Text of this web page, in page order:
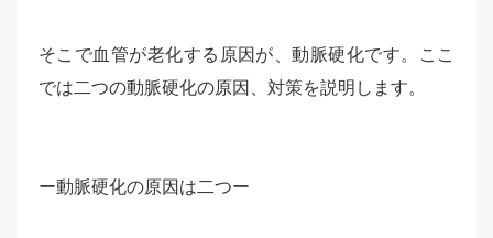
そこで血管が老化する原因が、動脈硬化です。ここ
では二つの動脈硬化の原因、対策を説明します。
ー動脈硬化の原因は二つー